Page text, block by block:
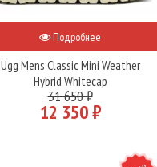
Подробнее
Ugg Mens Classic Mini Weather
Hybrid Whitecap
31 650 ₽
12 350 ₽
NEW